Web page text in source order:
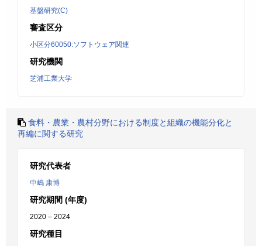
基盤研究(C)
審査区分
小区分60050:ソフトウェア関連
研究機関
芝浦工業大学
食料・農業・農村分野における制度と組織の機能分化と
再編に関する研究
研究代表者
中嶋 康博
研究期間 (年度)
2020 – 2024
研究種目